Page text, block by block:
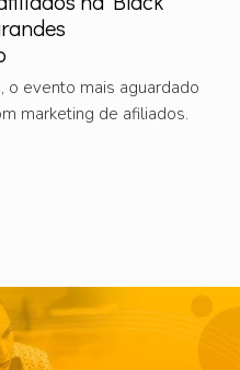
o evento mais aguardado
marketing de afiliados.